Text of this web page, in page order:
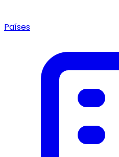
Países